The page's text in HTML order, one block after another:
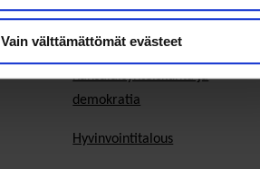
Vain välttämättömät evästeet
Vaikuttaminen
Kansalaisyhteiskunta ja
demokratia
Hyvinvointitalous